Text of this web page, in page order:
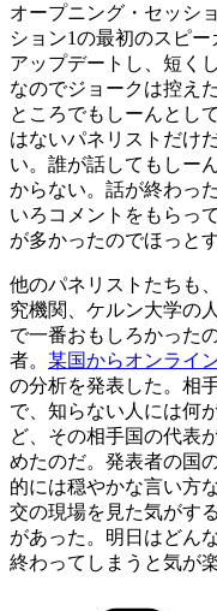
オープニング・セッシ
ション1の最初のスピ
アップデートし、短く
なのでジョークは控え
ところでもしーんとし
はないパネリストだけ
い。誰が話してもしー
からない。話が終わっ
いろコメントをもらっ
が多かったのでほっとす
他のパネリストたちも
究機関、ケルン大学の
で一番おもしろかった
者。 某国からオンライ
の分析を発表した。相
で、知らない人には何
ど、その相手国の代表
めたのだ。発表者の国
的には穏やかな言い方
交の現場を見た気がす
があった。明日はどん
終わってしまうと気が楽